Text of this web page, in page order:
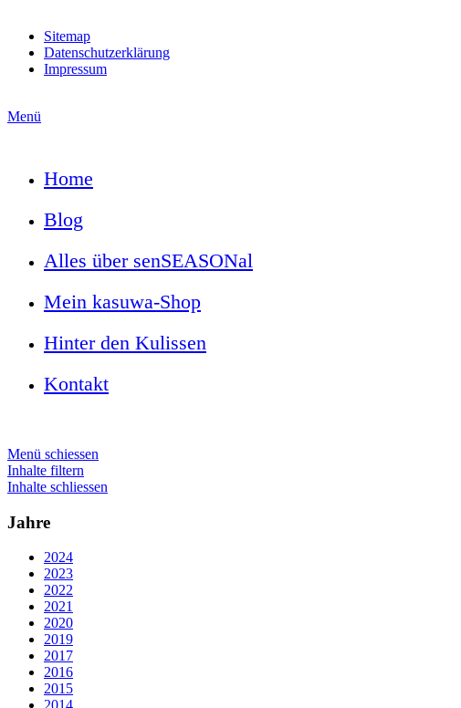
Sitemap
Datenschutzerklärung
Impressum
Menü
Home
Blog
Alles über senSEASONal
Mein kasuwa-Shop
Hinter den Kulissen
Kontakt
Menü schiessen
Inhalte filtern
Inhalte schliessen
Jahre
2024
2023
2022
2021
2020
2019
2017
2016
2015